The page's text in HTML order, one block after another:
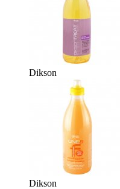
Dikson
Dikson